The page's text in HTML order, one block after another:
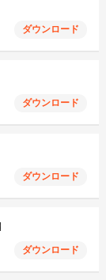
ダウンロード
ダウンロード
ダウンロード
ダウンロード